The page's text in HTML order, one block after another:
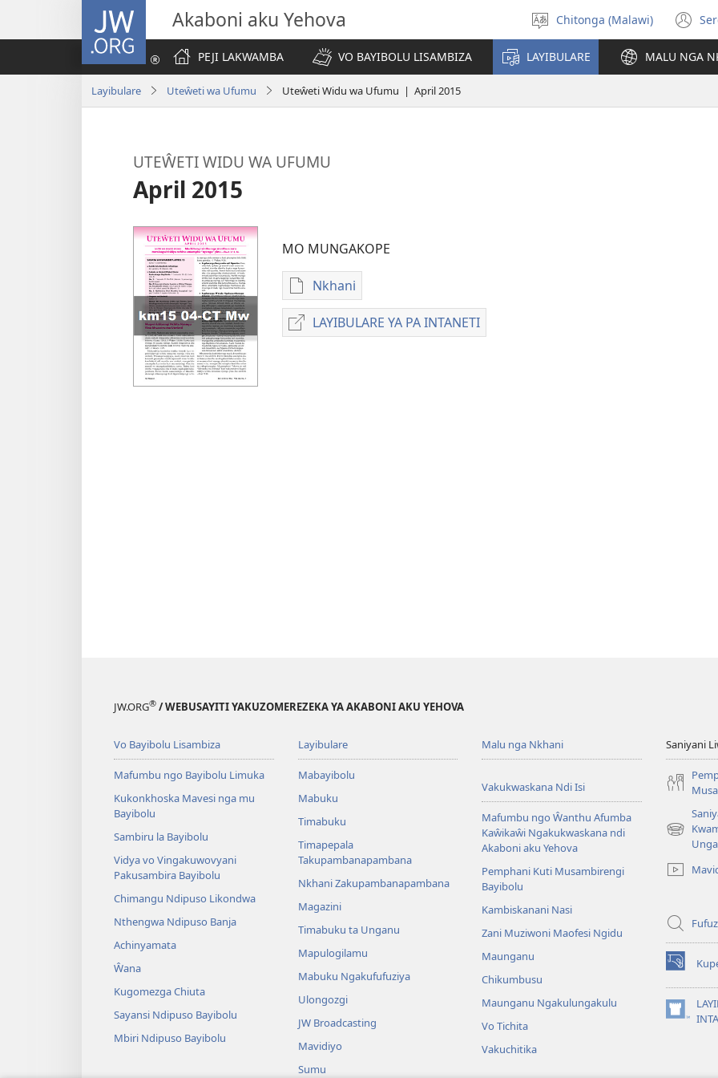
JW.ORG Akaboni aku Yehova
Sankhani
chineneru
Chitonga (Malawi)
PEJI LAKWAMBA
VO BAYIBOLU LISAMBIZA LAYIBULARE MALU NGA
Layibulare Uteŵeti wa Ufumu Uteŵeti Widu wa Ufumu | April 2015
UTEŴETI WIDU WA UFUMU
April 2015
MO MUNGAKOPE
Nkhani
Nthowa
zakuchitiya
dawunilodi
LAYIBULARE YA PA INTANETI
LAYIBULARE
JW.ORG® / WEBUSAYITI YAKUZOMEREZEKA YA AKABONI AKU YEHOVA
Vo Bayibolu Lisambiza
Mafumbu ngo Bayibolu Limuka
Kukonkhoska Mavesi nga mu
Bayibolu
Sambiru la Bayibolu
Vidya vo Vingakuwovyani
Pakusambira Bayibolu
Chimangu Ndipuso Likondwa
Nthengwa Ndipuso Banja
Achinyamata
Ŵana
Kugomezga Chiuta
Sayansi Ndipuso Bayibolu
Mbiri Ndipuso Bayibolu
Layibulare
Mabayibolu
Mabuku
Timabuku
Timapepala
Takupambanapambana
Nkhani Zakupambanapambana
Magazini
Timabuku ta Unganu
Mapulogilamu
Mabuku Ngakufufuziya
Ulongozgi
JW Broadcasting
Mavidiyo
Sumu
Malu nga Nkhani
Vakukwaskana Ndi Isi
Mafumbu ngo Ŵanthu Afumba
Kaŵikaŵi Ngakukwaskana ndi
Akaboni aku Yehova
Pemphani Kuti Musambirengi
Bayibolu
Kambiskanani Nasi
Zani Muziwoni Maofesi Ngidu
Maunganu
Chikumbusu
Maunganu Ngakulungakulu
Vo Tichita
Vakuchitika
Saniyani
(Lajula
Linyaki)
(Lajula
Peji
Linyaki)
(Lajula